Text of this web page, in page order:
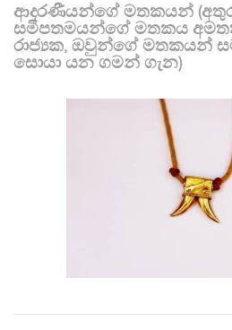
ආදරණීයන්ගේ මතකයන්
සමීපතමයන්ගේ මතකය
රාජ්‍යක, ඔවුන්ගේ මතකයන්
සොයා යන ගමන් ගැන)